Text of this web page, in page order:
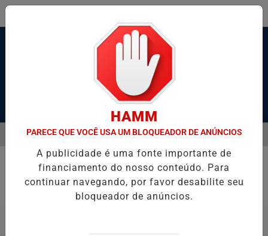
Pesquisar Notícia
GRAVE APÓS SER ESFAQUEADO EM GUARUJÁ
EM ALTA
MENU
Polícia
HAMM
PARECE QUE VOCÊ USA UM BLOQUEADOR DE ANÚNCIOS
A publicidade é uma fonte importante de
financiamento do nosso conteúdo. Para
continuar navegando, por favor desabilite seu
bloqueador de anúncios.